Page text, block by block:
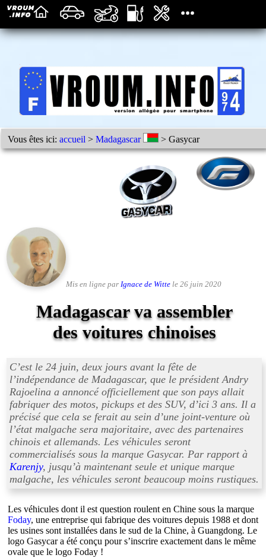
Vous êtes ici:accueil >Madagascar > Gasycar
Mis en ligne par Ignace de Witte le 26 juin 2020
Madagascar va assembler
des voitures chinoises
C’est le 24 juin, deux jours avant la fête de
l’indépendance de Madagascar, que le président Andry
Rajoelina a annoncé officiellement que son pays allait
fabriquer des motos, pickups et des SUV, d’ici 3 ans. Il a
précisé que cela se ferait au sein d’une joint-venture où
l’état malgache sera majoritaire, avec des partenaires
chinois et allemands. Les véhicules seront
commercialisés sous la marque Gasycar. Par rapport à
Karenjy, jusqu’à maintenant seule et unique marque
malgache, les véhicules seront beaucoup moins rustiques.
Les véhicules dont il est question roulent en Chine sous la marque
Foday, une entreprise qui fabrique des voitures depuis 1988 et dont
les usines sont installées dans le sud de la Chine, à Guangdong. Le
logo Gasycar a été conçu pour s’inscrire exactement dans le même
ovale que le logo Foday !